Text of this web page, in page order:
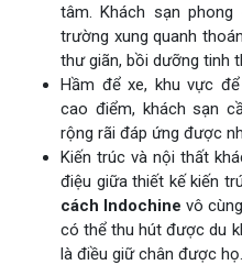
tâm. Khách sạn
trường xung quanh
thư giãn, bồi dưỡng tinh
Hầm để xe, khu vực
cao điểm, khách sạn
rộng rãi đáp ứng được
Kiến trúc và nội thất
điệu giữa thiết kế kiến
cách Indochine vô
có thể thu hút được du
là điều giữ chân được họ.